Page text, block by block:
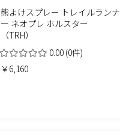
熊よけスプレー トレイルランナ
ー ネオプレ ホルスター
（TRH）
0.00 (0件)
￥6,160